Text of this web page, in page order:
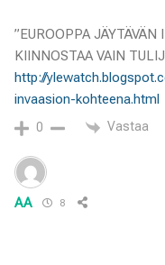
”EUROOPPA
KIINNOSTAA VAIN
http://
invaasion-kohteena.html
0 Vastaa
AA 8